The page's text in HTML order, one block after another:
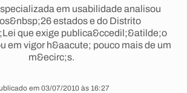
em usabilidade analisou
estados e do Distrito
que exige publica&ccedil;&atilde;o
em vigor h&aacute; pouco mais de um
m&ecirc;s.
em 03/07/2010 às 16:27